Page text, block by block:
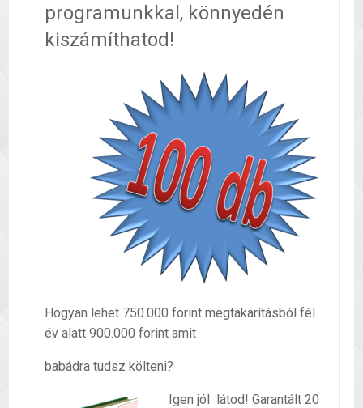
programunkkal, könnyedén
kiszámíthatod!
Hogyan lehet 750.000 forint megtakarításból fél
év alatt 900.000 forint amit
babádra tudsz költeni?
Igen jól látod! Garantált 20